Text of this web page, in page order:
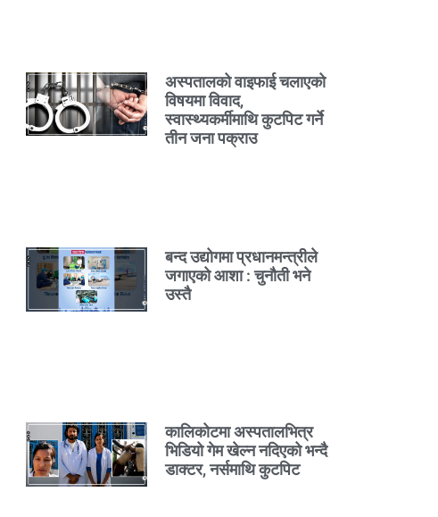
अस्पतालको वाइफाई चलाएको
विषयमा विवाद,
स्वास्थ्यकर्मीमाथि कुटपिट गर्ने
तीन जना पक्राउ
बन्द उद्योगमा प्रधानमन्त्रीले
जगाएको आशा : चुनौती भने
उस्तै
कालिकोटमा अस्पतालभित्र
भिडियो गेम खेल्न नदिएको भन्दै
डाक्टर, नर्समाथि कुटपिट